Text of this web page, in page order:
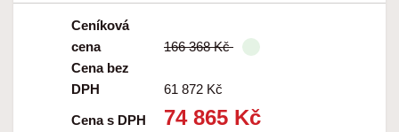
Ceníková
cena
166 368 Kč
Cena bez
DPH
61 872 Kč
Cena s DPH 74 865 Kč